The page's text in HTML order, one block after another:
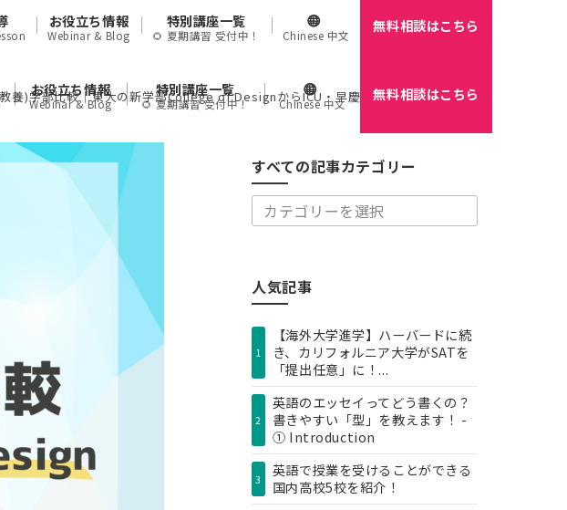
お役立ち情報
Webinar & Blog
特別講座一覧
🌻 夏期講習 受付中！ Chinese 中文
無料相談はこちら
お役立ち情報
Webinar & Blog
特別講座一覧
🌻 夏期講習 受付中！ Chinese 中文
無料相談はこちら
養)学部比較｜東大の新学部College of DesignからICU・早慶まで解説
すべての記事カテゴリー
す
記
事
ー
人気記事
1
【海外大学進学】ハーバードに続
き、カリフォルニア大学がSATを
「提出任意」に！...
2
英語のエッセイってどう書くの？
書きやすい「型」を教えます！ -
① Introduction
3
英語で授業を受けることができる
国内高校5校を紹介！